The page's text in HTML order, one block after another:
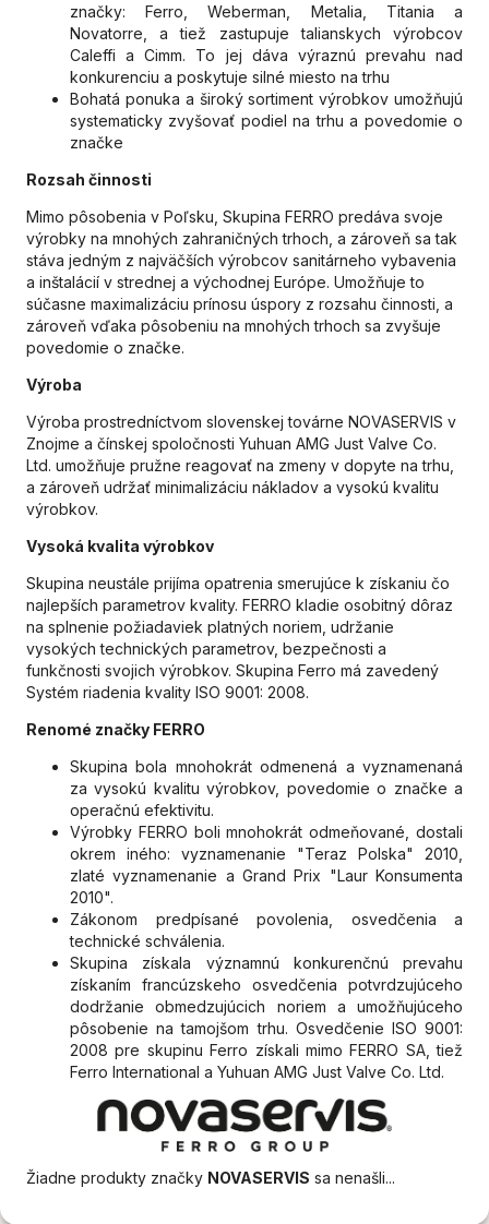
značky: Ferro, Weberman, Metalia, Titania a
Novatorre, a tiež zastupuje talianskych výrobcov
Caleffi a Cimm. To jej dáva výraznú prevahu nad
konkurenciu a poskytuje silné miesto na trhu
Bohatá ponuka a široký sortiment výrobkov umožňujú
systematicky zvyšovať podiel na trhu a povedomie o
značke
Rozsah činnosti
Mimo pôsobenia v Poľsku, Skupina FERRO predáva svoje
výrobky na mnohých zahraničných trhoch, a zároveň sa tak
stáva jedným z najväčších výrobcov sanitárneho vybavenia
a inštalácií v strednej a východnej Európe. Umožňuje to
súčasne maximalizáciu prínosu úspory z rozsahu činnosti, a
zároveň vďaka pôsobeniu na mnohých trhoch sa zvyšuje
povedomie o značke.
Výroba
Výroba prostredníctvom slovenskej továrne NOVASERVIS v
Znojme a čínskej spoločnosti Yuhuan AMG Just Valve Co.
Ltd. umožňuje pružne reagovať na zmeny v dopyte na trhu,
a zároveň udržať minimalizáciu nákladov a vysokú kvalitu
výrobkov.
Vysoká kvalita výrobkov
Skupina neustále prijíma opatrenia smerujúce k získaniu čo
najlepších parametrov kvality. FERRO kladie osobitný dôraz
na splnenie požiadaviek platných noriem, udržanie
vysokých technických parametrov, bezpečnosti a
funkčnosti svojich výrobkov. Skupina Ferro má zavedený
Systém riadenia kvality ISO 9001: 2008.
Renomé značky FERRO
Skupina bola mnohokrát odmenená a vyznamenaná
za vysokú kvalitu výrobkov, povedomie o značke a
operačnú efektivitu.
Výrobky FERRO boli mnohokrát odmeňované, dostali
okrem iného: vyznamenanie "Teraz Polska" 2010,
zlaté vyznamenanie a Grand Prix "Laur Konsumenta
2010".
Zákonom predpísané povolenia, osvedčenia a
technické schválenia.
Skupina získala významnú konkurenčnú prevahu
získaním francúzskeho osvedčenia potvrdzujúceho
dodržanie obmedzujúcich noriem a umožňujúceho
pôsobenie na tamojšom trhu. Osvedčenie ISO 9001:
2008 pre skupinu Ferro získali mimo FERRO SA, tiež
Ferro International a Yuhuan AMG Just Valve Co. Ltd.
Žiadne produkty značky NOVASERVIS sa nenašli...